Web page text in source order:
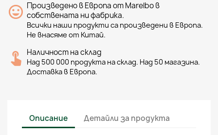
Произведено в Европа от Marelbo в
собствената ни фабрика.
Всички наши продукти са произведени в Европа.
Не внасяме от Китай.
Наличност на склад
Над 500 000 продукта на склад. Над 50 магазина.
Доставка в Европа.
Описание Детайли за продукта